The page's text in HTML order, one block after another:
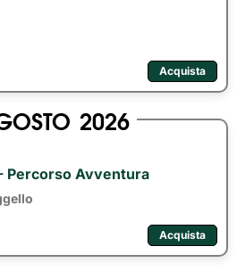
Acquista
2026
Percorso Avventura
Acquista